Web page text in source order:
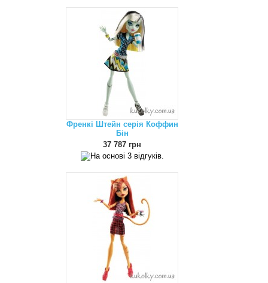
Френкі Штейн серія Коффин
Бін
37 787 грн